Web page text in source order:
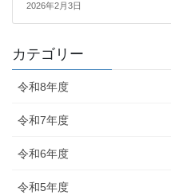
2026年2月3日
カテゴリー
令和8年度
令和7年度
令和6年度
令和5年度